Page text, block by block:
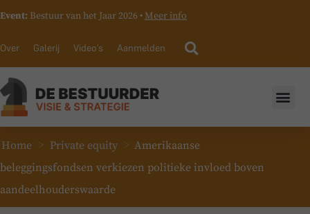
Event: Bestuur van het Jaar 2026 • Meer info
Over Galerij Video’s Aanmelden
Home > Private equity > Amerikaanse
beleggingsfondsen verkiezen politieke invloed boven
aandeelhouderswaarde